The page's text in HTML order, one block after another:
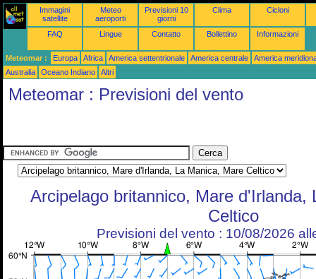
Immagini
satellite
Meteo
aeroporti
Previsioni 10
giorni
Clima Cicloni
FAQ Lingue Contatto Bollettino Informazioni
Meteomar : Europa Africa America settentrionale America centrale
America
Australia
Oceano Indiano Altri
Meteomar : Previsioni del vento
Arcipelago britannico, Mare d'Irlanda,
Celtico
Previsioni del vento : 10/08/2026